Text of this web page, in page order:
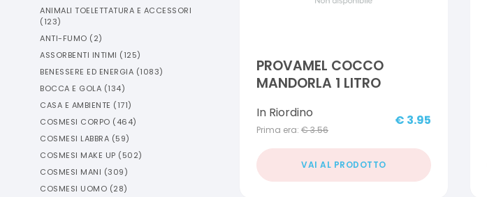
ANIMALI TOELETTATURA E ACCESSORI
(123)
ANTI-FUMO (2)
ASSORBENTI INTIMI (125)
BENESSERE ED ENERGIA (1083)
BOCCA E GOLA (134)
CASA E AMBIENTE (171)
COSMESI CORPO (464)
COSMESI LABBRA (59)
COSMESI MAKE UP (502)
COSMESI MANI (309)
COSMESI UOMO (28)
PROVAMEL COCCO
MANDORLA 1 LITRO
In Riordino
Prima era: €3.56
€ 3.95
VAI AL PRODOTTO